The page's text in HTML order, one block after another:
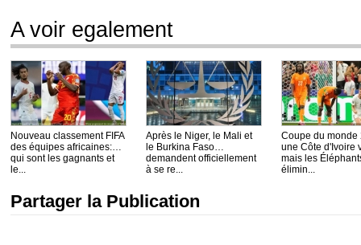
A voir egalement
Nouveau classement FIFA
des équipes africaines:
qui sont les gagnants et
le...
Après le Niger, le Mali et
le Burkina Faso
demandent officiellement
à se re...
Coupe du monde
une Côte d'Ivoire
mais les
élimin...
Partager la Publication